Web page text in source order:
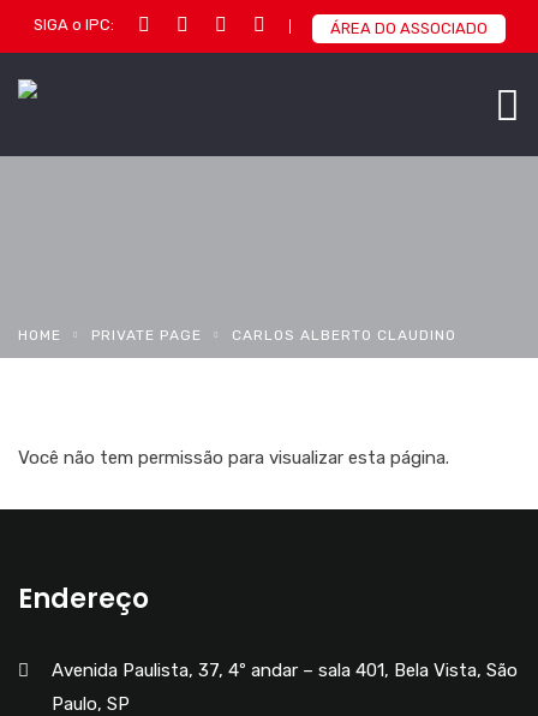
SIGA o IPC: ÁREA DO ASSOCIADO
HOME PRIVATE PAGE CARLOS ALBERTO CLAUDINO
Você não tem permissão para visualizar esta página.
Endereço
Avenida Paulista, 37, 4º andar – sala 401, Bela Vista, São
Paulo, SP